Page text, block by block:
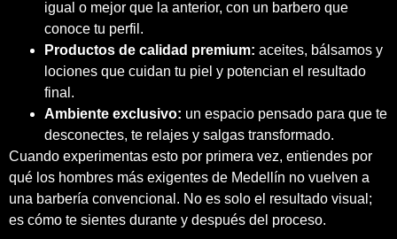
igual o mejor que la anterior, con un barbero que
conoce tu perfil.
Productos de calidad premium: aceites, bálsamos y
lociones que cuidan tu piel y potencian el resultado
final.
Ambiente exclusivo: un espacio pensado para que te
desconectes, te relajes y salgas transformado.
Cuando experimentas esto por primera vez, entiendes por
qué los hombres más exigentes de Medellín no vuelven a
una barbería convencional. No es solo el resultado visual;
es cómo te sientes durante y después del proceso.